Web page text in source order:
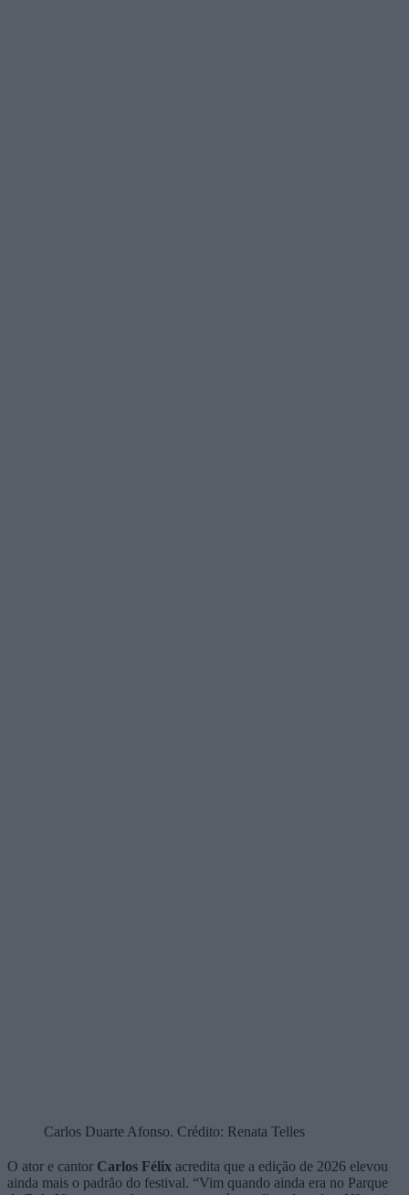
Carlos Duarte Afonso. Crédito: Renata Telles
O ator e cantor Carlos Félix acredita que a edição de 2026 elevou
ainda mais o padrão do festival. “Vim quando ainda era no Parque